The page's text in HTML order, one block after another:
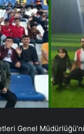
Genel